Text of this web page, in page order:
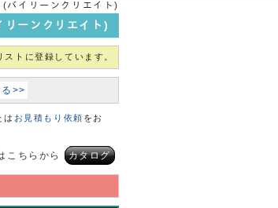
イリーンクリエイト)
ーンクリエイト)
ストに登録しています。
>>
は お見積もり依頼 をお
こちらから カタログ